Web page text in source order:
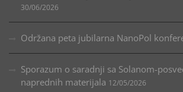
30/06/2026
Održana peta jubilarna NanoPol
Sporazum o saradnji sa Solanom-
naprednih materijala 12/05/2026